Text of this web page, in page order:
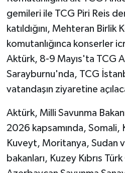
gemileri ile TCG Piri Reis
katıldığını, Mehteran Birlik
komutanlığınca konserler
Aktürk, 8-9 Mayıs'ta TCG
Sarayburnu'nda, TCG
vatandaşın ziyaretine
Aktürk, Milli Savunma
2026 kapsamında, Somali,
Kuveyt, Moritanya, Sudan
bakanları, Kuzey Kıbrıs